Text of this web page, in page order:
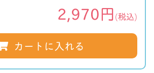
2,970円(税込)
カートに入れる